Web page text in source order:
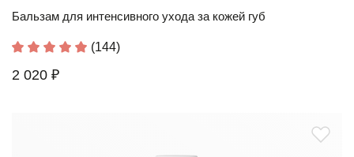
Бальзам для интенсивного ухода за кожей губ
(144)
2 020 ₽